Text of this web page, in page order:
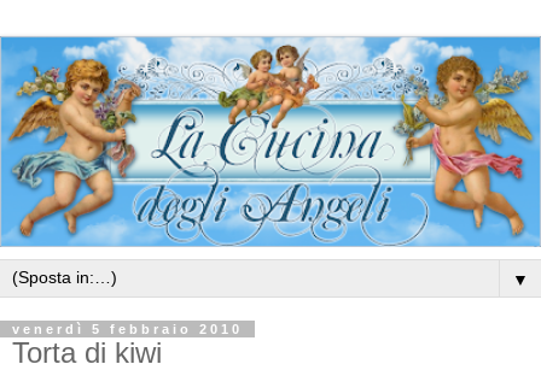
▼
venerdì 5 febbraio 2010
Torta di kiwi